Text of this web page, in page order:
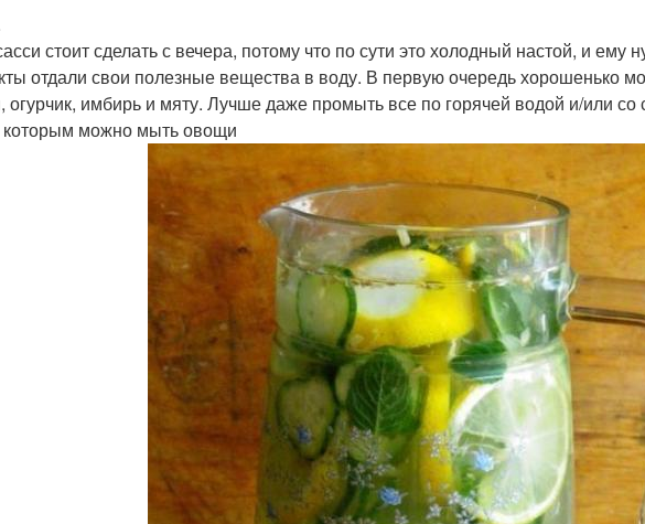
стоит сделать с вечера, потому что по сути это холодный настой, и ему
отдали свои полезные вещества в воду. В первую очередь хорошенько
огурчик, имбирь и мяту. Лучше даже промыть все по горячей водой и/или
которым можно мыть овощи